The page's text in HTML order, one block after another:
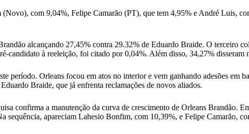
com 9,04%, Felipe Camarão (PT), que tem 4,95% e André Luis,
alcançando 27,45% contra 29.32% de Eduardo Braide. O terceiro
candidato à reeleição, foi citado por 0,04%. Além disso, 34,27% disseram
período. Orleans focou em atos no interior e vem ganhando adesões em
Braide, que já enfrenta reclamações de novos aliados.
confirma a manutenção da curva de crescimento de Orleans Brandão.
sequência, apareciam Lahesio Bonfim, com 10,39%, e Felipe Camarão,